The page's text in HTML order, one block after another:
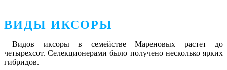
ВИДЫ ИКСОРЫ
Видов иксоры в семействе Мареновых растет до
четырехсот. Селекционерами было получено несколько ярких
гибридов.